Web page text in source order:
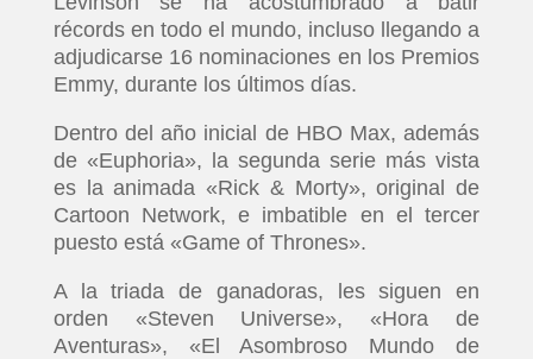
récords en todo el mundo, incluso llegando a
adjudicarse 16 nominaciones en los Premios
Emmy, durante los últimos días.
Dentro del año inicial de HBO Max, además
de «Euphoria», la segunda serie más vista
es la animada «Rick & Morty», original de
Cartoon Network, e imbatible en el tercer
puesto está «Game of Thrones».
A la triada de ganadoras, les siguen en
orden «Steven Universe», «Hora de
Aventuras», «El Asombroso Mundo de